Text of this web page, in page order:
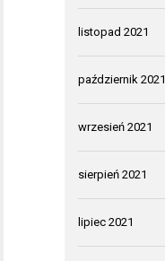
listopad 2021
październik 2021
wrzesień 2021
sierpień 2021
lipiec 2021